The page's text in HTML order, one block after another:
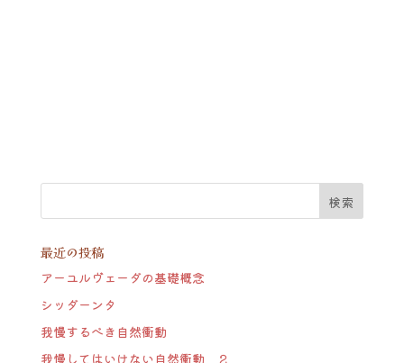
最近の投稿
アーユルヴェーダの基礎概念
シッダーンタ
我慢するべき自然衝動
我慢してはいけない自然衝動 ２